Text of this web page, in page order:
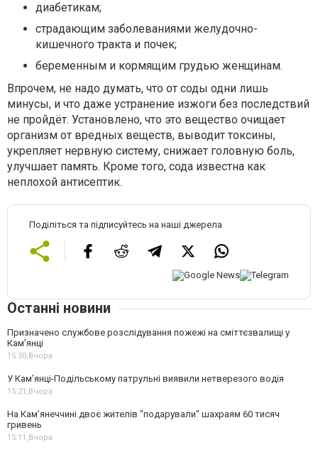
диабетикам;
страдающим заболеваниями желудочно-
кишечного тракта и почек;
беременным и кормящим грудью женщинам.
Впрочем, не надо думать, что от соды одни лишь
минусы, и что даже устранение изжоги без последствий
не пройдёт. Установлено, что это вещество очищает
организм от вредных веществ, выводит токсины,
укрепляет нервную систему, снижает головную боль,
улучшает память. Кроме того, сода известна как
неплохой антисептик.
Поділіться та підписуйтесь на наші джерела
Останні новини
Призначено службове розслідування пожежі на сміттєзвалищі у
Кам’янці
15:30,Вчора
У Кам’янці-Подільському патрульні виявили нетверезого водія
15:21,Вчора
На Камʼянеччині двоє жителів "подарували" шахраям 60 тисяч
гривень
15:11,Вчора